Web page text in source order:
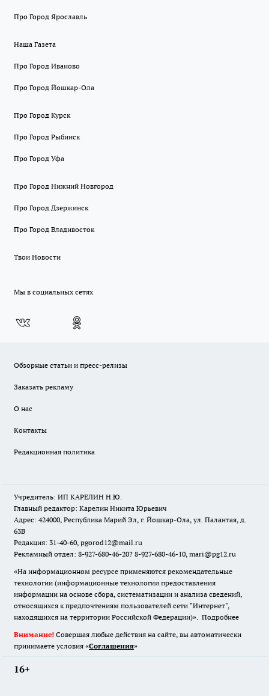
Про Город Ярославль
Наша Газета
Про Город Иваново
Про Город Йошкар-Ола
Про Город Курск
Про Город Рыбинск
Про Город Уфа
Про Город Нижний Новгород
Про Город Дзержинск
Про Город Владивосток
Твои Новости
Мы в социальных сетях
Обзорные статьи и пресс-релизы
Заказать рекламу
О нас
Контакты
Редакционная политика
Учредитель: ИП КАРЕЛИН Н.Ю.
Главный редактор: Карелин Никита Юрьевич
Адрес: 424000, Республика Марий Эл, г. Йошкар-Ола, ул. Палантая, д.
63В
Редакция: 31-40-60, pgorod12@mail.ru
Рекламный отдел: 8-927-680-46-20? 8-927-680-46-10, mari@pg12.ru
«На информационном ресурсе применяются рекомендательные
технологии (информационные технологии предоставления
информации на основе сбора, систематизации и анализа сведений,
относящихся к предпочтениям пользователей сети "Интернет",
находящихся на территории Российской Федерации)». Подробнее
Внимание! Совершая любые действия на сайте, вы автоматически
принимаете условия «Cоглашения»
16+